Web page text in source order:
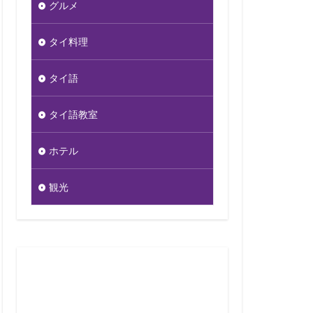
グルメ
タイ料理
タイ語
タイ語教室
ホテル
観光